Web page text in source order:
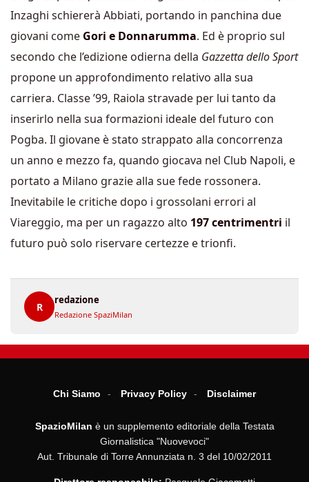
Inzaghi schiererà Abbiati, portando in panchina due
giovani come Gori e Donnarumma. Ed è proprio sul
secondo che l’edizione odierna della Gazzetta dello Sport
propone un approfondimento relativo alla sua
carriera. Classe ’99, Raiola stravade per lui tanto da
inserirlo nella sua formazioni ideale del futuro con
Pogba. Il giovane è stato strappato alla concorrenza
un anno e mezzo fa, quando giocava nel Club Napoli, e
portato a Milano grazie alla sue fede rossonera.
Inevitabile le critiche dopo i grossolani errori al
Viareggio, ma per un ragazzo alto 197 centrimentri il
futuro può solo riservare certezze e trionfi.
R
redazione
Redazione SpaziMilan
Chi Siamo Privacy Policy Disclaimer
SpazioMilan è un supplemento editoriale della Testata
Giornalistica "Nuovevoci"
Aut. Tribunale di Torre Annunziata n. 3 del 10/02/2011